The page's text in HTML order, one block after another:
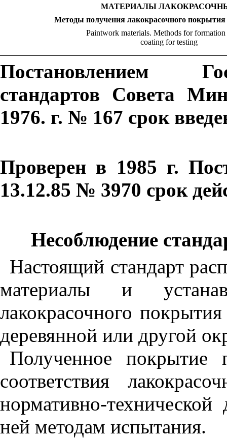
МАТЕРИАЛЫ
Методы получения лакокрасочного
Paintwork materials. Methods for
coating for testing
Постановлением
стандартов Совета
1976. г. № 167 срок
Проверен в 1985 г.
13.12.85 № 3970 срок
Несоблюдение
Настоящий стандарт
материалы и
лакокрасочного
деревянной или другой
Полученное покрытие
соответствия
нормативно-
ней методам испытания.